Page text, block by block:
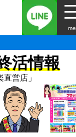
活情報
直営店」